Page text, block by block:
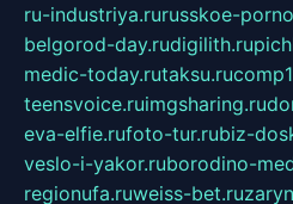
ru-industriya.rurusskoe-
belgorod-day.rudigilith.ru
medic-today.rutaksu.ru
teensvoice.ruimgsharing.ru
eva-elfie.rufoto-tur.rubiz-
veslo-i-yakor.ruborodino-
regionufa.ruweiss-bet.ru